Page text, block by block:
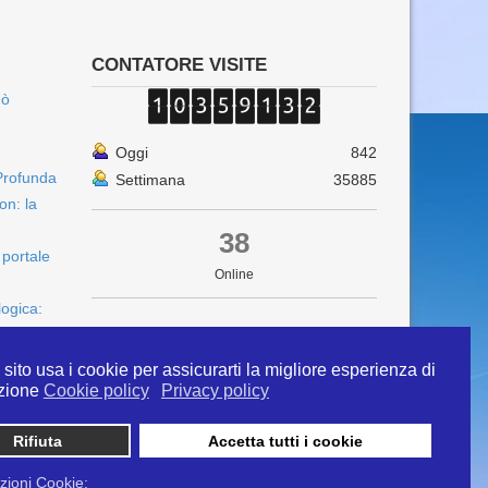
sito usa i cookie per assicurarti la migliore esperienza di
Cookie policy Privacy policy
Rifiuta Accetta tutti i cookie
Cookie:
la
CONTATORE VISITE
Oggi
842
Settimana
35885
38
Online
info@ipertermiaitalia.it tel. 331/9584817 . Il
diramato nel rispetto delle Linee Guida contenute